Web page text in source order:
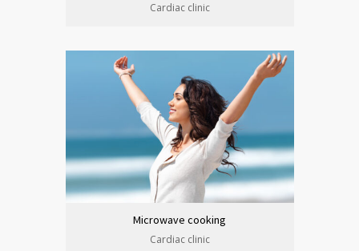
Cardiac clinic
Microwave cooking
Cardiac clinic